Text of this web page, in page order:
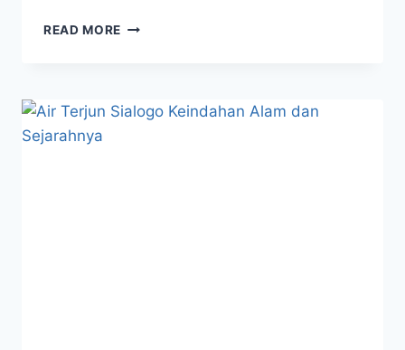
READ MORE MUSEUM
WARISAN
BUDAYA